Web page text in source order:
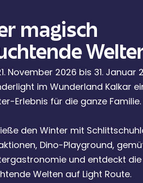
magisch
November 2026 bis 31.
im Wunderland Kalkar
Erlebnis für die ganze Familie.
den Winter mit
Dino-Playground,
und entdeckt
Welten auf Light Route.